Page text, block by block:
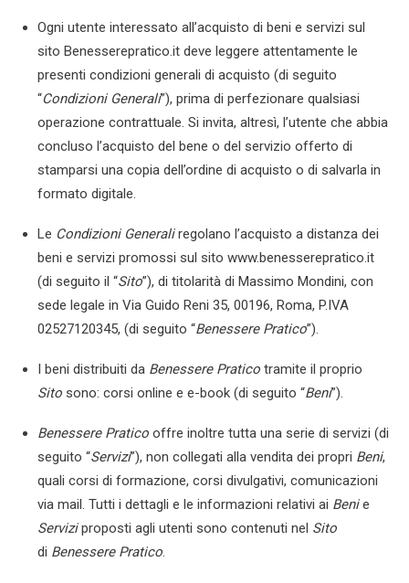
Ogni utente interessato all’acquisto di beni e servizi sul
sito Benesserepratico.it deve leggere attentamente le
presenti condizioni generali di acquisto (di seguito
“Condizioni Generali”), prima di perfezionare qualsiasi
operazione contrattuale. Si invita, altresì, l’utente che abbia
concluso l’acquisto del bene o del servizio offerto di
stamparsi una copia dell’ordine di acquisto o di salvarla in
formato digitale.
Le Condizioni Generaliregolano l’acquisto a distanza dei
beni e servizi promossi sul sito www.benesserepratico.it
(di seguito il “Sito”), di titolarità di Massimo Mondini, con
sede legale in Via Guido Reni 35, 00196, Roma, P.IVA
02527120345, (di seguito “Benessere Pratico”).
I beni distribuiti da Benessere Pratico tramite il proprio
Sito sono: corsi online e e-book (di seguito “Beni”).
Benessere Pratico offre inoltre tutta una serie di servizi (di
seguito “Servizi”), non collegati alla vendita dei propri Beni,
quali corsi di formazione, corsi divulgativi, comunicazioni
via mail. Tutti i dettagli e le informazioni relativi ai Benie
Serviziproposti agli utenti sono contenuti nel Sito
di Benessere Pratico.